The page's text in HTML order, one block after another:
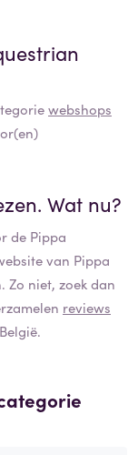
webshops
Wat nu?
de Pippa
van Pippa
Zo niet, zoek dan
reviews